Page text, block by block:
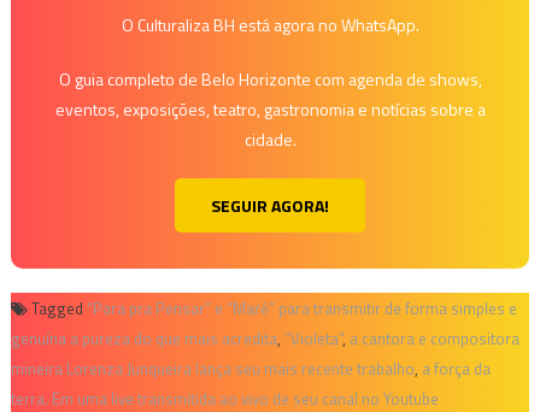
O Culturaliza BH está agora no WhatsApp.
O guia completo de Belo Horizonte com agenda de shows,
eventos, exposições, teatro, gastronomia e notícias sobre a
cidade.
SEGUIR AGORA!
Tagged “Para pra Pensar” e “Maré” para transmitir de forma simples e
genuína a pureza do que mais acredita, “Violeta”, a cantora e compositora
mineira Lorenza Junqueira lança seu mais recente trabalho, a força da
terra. Em uma live transmitida ao vivo de seu canal no Youtube